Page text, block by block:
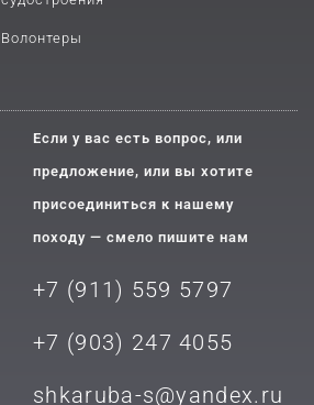
Волонтеры
Если у вас есть вопрос, или
предложение, или вы хотите
присоединиться к нашему
походу — смело пишите нам
+7 (911) 559 5797
+7 (903) 247 4055
shkaruba-s@yandex.ru